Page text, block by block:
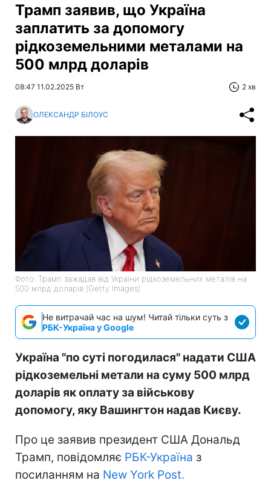
Трамп заявив, що Україна
заплатить за допомогу
рідкоземельними металами на
500 млрд доларів
08:47 11.02.2025 Вт 2 хв
ОЛЕКСАНДР БІЛОУС
Фото: Трамп зажадав від України рідкоземельних металів на
500 млрд доларів (Getty Images)
Не витрачай час на шум! Читай тільки суть з
РБК-Україна у Google
Україна "по суті погодилася" надати США
рідкоземельні метали на суму 500 млрд
доларів як оплату за військову
допомогу, яку Вашингтон надав Києву.
Про це заявив президент США Дональд
Трамп, повідомляє РБК-Україна з
посиланням на New York Post.